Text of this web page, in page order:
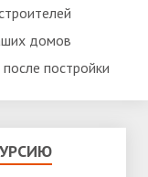
домов
постройки